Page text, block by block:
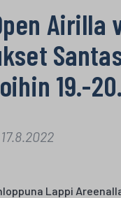
Airilla
19.-
Lappi